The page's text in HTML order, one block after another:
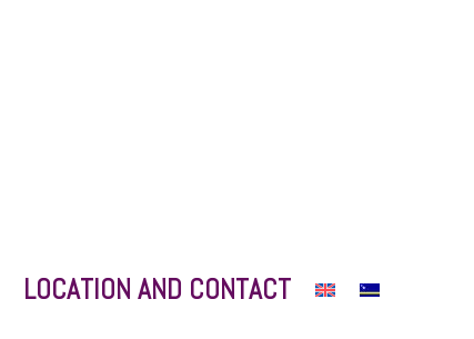
LOCATION AND CONTACT